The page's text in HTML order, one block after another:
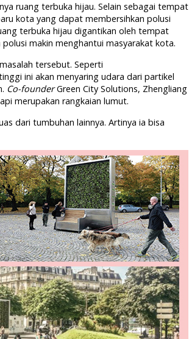
ruang terbuka hijau. Selain sebagai tempat
kota yang dapat membersihkan polusi
terbuka hijau digantikan oleh tempat
makin menghantui masyarakat kota.
tersebut. Seperti
ini akan menyaring udara dari partikel
Co-founderGreen City Solutions, Zhengliang
merupakan rangkaian lumut.
dari tumbuhan lainnya. Artinya ia bisa